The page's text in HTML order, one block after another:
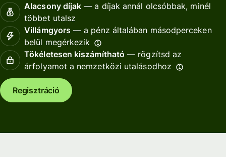
Alacsony díjak — a díjak annál olcsóbbak, minél
többet utalsz
Villámgyors — a pénz általában másodperceken
belül megérkezik
Tökéletesen kiszámítható — rögzítsd az
árfolyamot a nemzetközi utalásodhoz
Regisztráció